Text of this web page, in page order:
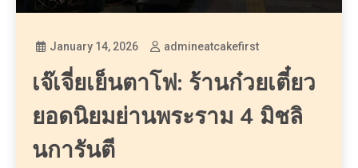
January 14, 2026 admineatcakefirst
เจ๊เจี่ยเย็นตาโฟ: ร้านก๋วยเตี๋ยว
ยอดนิยมย่านพระราม 4 มิชลิ
นการันตี